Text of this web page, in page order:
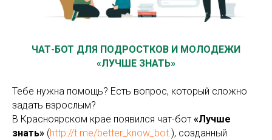
ЧАТ-БОТ ДЛЯ ПОДРОСТКОВ И МОЛОДЕЖИ
«ЛУЧШЕ ЗНАТЬ»
Тебе нужна помощь? Есть вопрос, который сложно
задать взрослым?
В Красноярском крае появился чат-бот «Лучше
знать» (http://t.me/better_know_bot.), созданный